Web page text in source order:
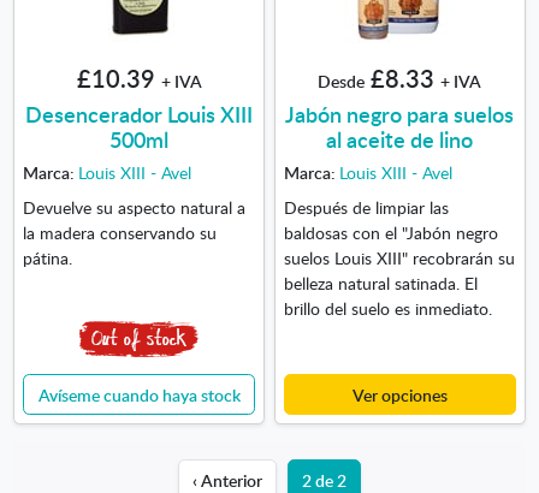
£10.39 + IVA
Desencerador Louis XIII
500ml
Marca: Louis XIII - Avel
Devuelve su aspecto natural a
la madera conservando su
pátina.
Avíseme cuando haya stock
Desde £8.33 + IVA
Jabón negro para suelos
al aceite de lino
Marca: Louis XIII - Avel
Después de limpiar las
baldosas con el "Jabón negro
suelos Louis XIII" recobrarán su
belleza natural satinada. El
brillo del suelo es inmediato.
Ver opciones
‹ Anterior 2 de 2